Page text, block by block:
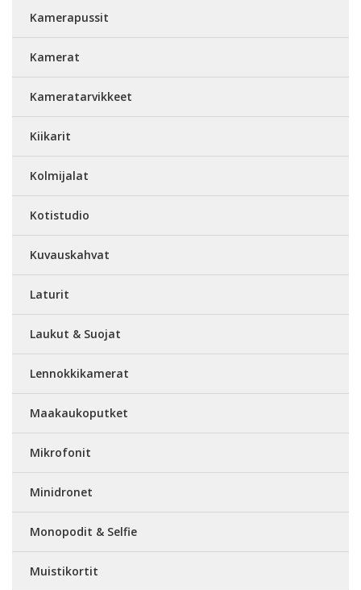
Kamerapussit
Kamerat
Kameratarvikkeet
Kiikarit
Kolmijalat
Kotistudio
Kuvauskahvat
Laturit
Laukut & Suojat
Lennokkikamerat
Maakaukoputket
Mikrofonit
Minidronet
Monopodit & Selfie
Muistikortit